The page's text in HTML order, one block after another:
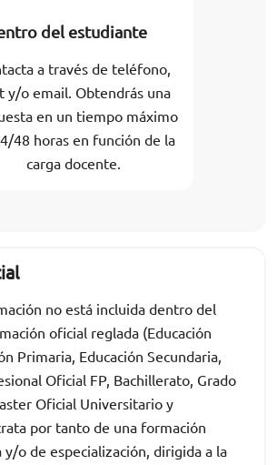
del estudiante
a través de teléfono,
y/o email. Obtendrás una
en un tiempo máximo
48 horas en función de la
carga docente.
no está incluida dentro del
oficial reglada (Educación
Primaria, Educación Secundaria,
Oficial FP, Bachillerato, Grado
Oficial Universitario y
por tanto de una formación
o de especialización, dirigida a la